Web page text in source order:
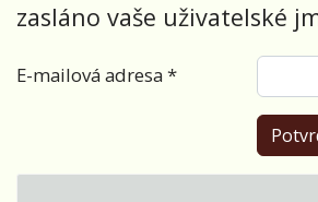
zasláno vaše uživatelské
E-mailová adresa*